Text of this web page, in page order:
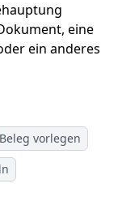
eine
ein anderes
vorlegen